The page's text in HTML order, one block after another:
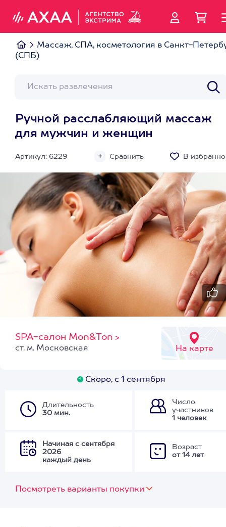
Массаж, СПА, косметология в Санкт-
(СПБ)
Ручной расслабляющий массаж
для мужчин и женщин
Артикул: 6229 Сравнить В
SPA-салон Mon&Ton >
На карте
ст. м. Московская
Скоро, с 1 сентября
Длительность
30 мин.
Число
участников
1 человек
Начиная с сентября
2026
каждый день
Возраст
от 14 лет
Посмотреть варианты покупки